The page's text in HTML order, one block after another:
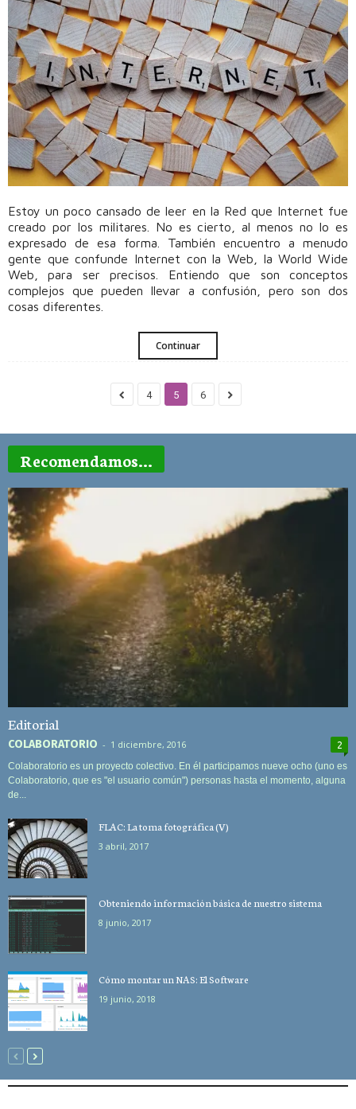
Estoy un poco cansado de leer en la Red que Internet fue
creado por los militares. No es cierto, al menos no lo es
expresado de esa forma. También encuentro a menudo
gente que confunde Internet con la Web, la World Wide
Web, para ser precisos. Entiendo que son conceptos
complejos que pueden llevar a confusión, pero son dos
cosas diferentes.
Continuar
4 5 6
Recomendamos...
Editorial
COLABORATORIO - 1 diciembre, 2016 2
Colaboratorio es un proyecto colectivo. En él participamos nueve ocho (uno es
Colaboratorio, que es "el usuario común") personas hasta el momento, alguna
de...
FLAC: La toma fotográfica (V)
3 abril, 2017
Obteniendo información básica de nuestro sistema
8 junio, 2017
Cómo montar un NAS: El Software
19 junio, 2018